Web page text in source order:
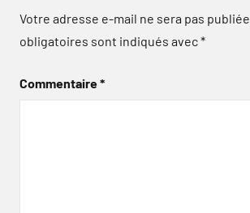
Votre adresse e-mail ne sera pas publiée.
obligatoires sont indiqués avec*
Commentaire*